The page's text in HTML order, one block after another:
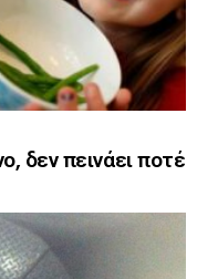
δεν πεινάει ποτέ